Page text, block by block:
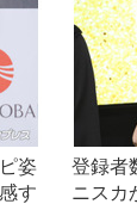
姿
す
登録者
ニスカ